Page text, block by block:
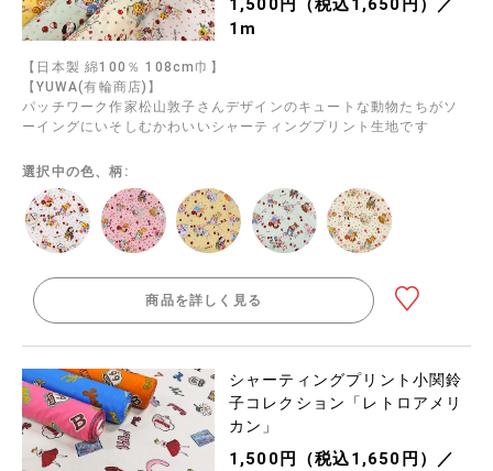
1,500円（税込1,650円）／
1m
【日本製 綿100％ 108cm巾】
【YUWA(有輪商店)】
パッチワーク作家松山敦子さんデザインのキュートな動物たちがソ
ーイングにいそしむかわいいシャーティングプリント生地です
選択中の色、柄:
商品を詳しく見る
シャーティングプリント小関鈴
子コレクション「レトロアメリ
カン」
1,500円（税込1,650円）／